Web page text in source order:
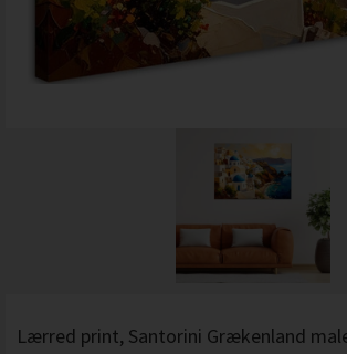
Lærred print, Santorini Grækenland